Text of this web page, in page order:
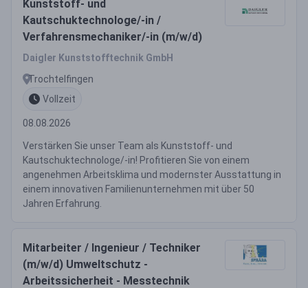
Kunststoff- und
Kautschuktechnologe/-in /
Verfahrensmechaniker/-in (m/w/d)
Daigler Kunststofftechnik GmbH
Trochtelfingen
Vollzeit
08.08.2026
Verstärken Sie unser Team als Kunststoff- und
Kautschuktechnologe/-in! Profitieren Sie von einem
angenehmen Arbeitsklima und modernster Ausstattung in
einem innovativen Familienunternehmen mit über 50
Jahren Erfahrung.
Mitarbeiter / Ingenieur / Techniker
(m/w/d) Umweltschutz -
Arbeitssicherheit - Messtechnik